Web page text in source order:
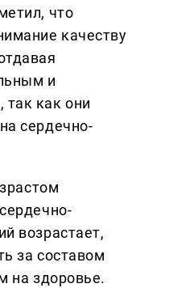
что
качеству
и
как они
сердечно-
возрастает,
за составом
на здоровье.